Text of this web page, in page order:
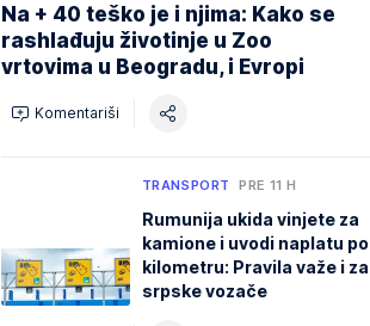
Na + 40 teško je i njima: Kako se
rashlađuju životinje u Zoo
vrtovima u Beogradu, i Evropi
Komentariši
TRANSPORT PRE 11 H
Rumunija ukida vinjete za
kamione i uvodi naplatu po
kilometru: Pravila važe i za
srpske vozače